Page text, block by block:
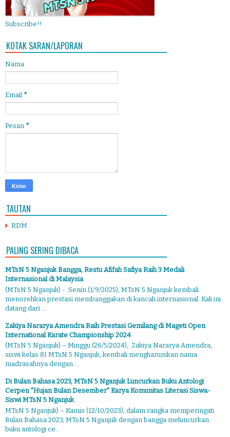
Subscribe!!
KOTAK SARAN/LAPORAN
Nama
Email *
Pesan *
TAUTAN
RDM
PALING SERING DIBACA
MTsN 5 Nganjuk Bangga, Restu Afifah Safiya Raih 3 Medali
Internasional di Malaysia
(MTsN 5 Nganjuk) - Senin (1/9/2025), MTsN 5 Nganjuk kembali
menorehkan prestasi membanggakan di kancah internasional. Kali ini
datang dari ...
Zakiya Nararya Amendra Raih Prestasi Gemilang di Mageti Open
International Karate Championship 2024
(MTsN 5 Nganjuk) – Minggu (26/5/2024), Zakiya Nararya Amendra,
siswi kelas 8I MTsN 5 Nganjuk, kembali mengharumkan nama
madrasahnya dengan ...
Di Bulan Bahasa 2023, MTsN 5 Nganjuk Luncurkan Buku Antologi
Cerpen "Hujan Bulan Desember" Karya Komunitas Literasi Siswa-
Siswi MTsN 5 Nganjuk
MTsN 5 Nganjuk) – Kamis (12/10/2023), dalam rangka memperingati
Bulan Bahasa 2023, MTsN 5 Nganjuk dengan bangga meluncurkan
buku antologi ce...